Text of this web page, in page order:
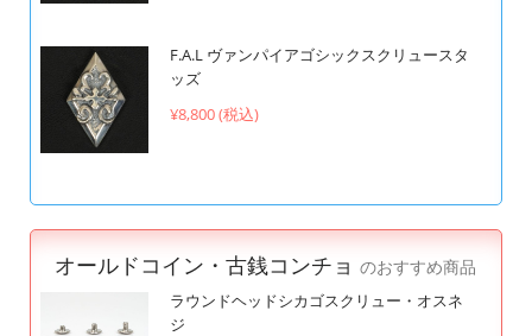
F.A.L ヴァンパイアゴシックスクリュースタ
ッズ
¥8,800 (税込)
オールドコイン・古銭コンチョ のおすすめ商品
ラウンドヘッドシカゴスクリュー・オスネ
ジ